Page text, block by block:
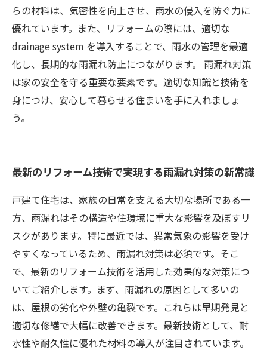
らの材料は、気密性を向上させ、雨水の侵入を防ぐ力に
優れています。また、リフォームの際には、適切な
drainage system を導入することで、雨水の管理を最適
化し、長期的な雨漏れ防止につながります。 雨漏れ対策
は家の安全を守る重要な要素です。適切な知識と技術を
身につけ、安心して暮らせる住まいを手に入れましょ
う。
最新のリフォーム技術で実現する雨漏れ対策の新常識
戸建て住宅は、家族の日常を支える大切な場所である一
方、雨漏れはその構造や住環境に重大な影響を及ぼすリ
スクがあります。特に最近では、異常気象の影響を受け
やすくなっているため、雨漏れ対策は必須です。そこ
で、最新のリフォーム技術を活用した効果的な対策につ
いてご紹介します。まず、雨漏れの原因として多いの
は、屋根の劣化や外壁の亀裂です。これらは早期発見と
適切な修繕で大幅に改善できます。最新技術として、耐
水性や耐久性に優れた材料の導入が注目されています。